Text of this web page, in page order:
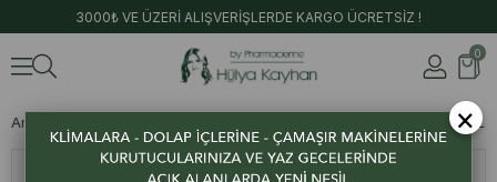
3000₺ VE ÜZERİ ALIŞVERİŞLERDE KARGO ÜCRETSİZ !
0
Anasayfa Balat Şal - 2 ML
×